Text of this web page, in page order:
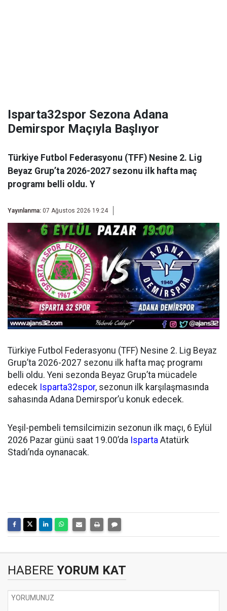
Isparta32spor Sezona Adana
Demirspor Maçıyla Başlıyor
Türkiye Futbol Federasyonu (TFF) Nesine 2. Lig
Beyaz Grup’ta 2026-2027 sezonu ilk hafta maç
programı belli oldu. Y
Yayınlanma: 07 Ağustos 2026 19:24
Türkiye Futbol Federasyonu (TFF) Nesine 2. Lig Beyaz
Grup’ta 2026-2027 sezonu ilk hafta maç programı
belli oldu. Yeni sezonda Beyaz Grup’ta mücadele
edecek Isparta32spor, sezonun ilk karşılaşmasında
sahasında Adana Demirspor’u konuk edecek.
Yeşil-pembeli temsilcimizin sezonun ilk maçı, 6 Eylül
2026 Pazar günü saat 19.00’da Isparta Atatürk
Stadı’nda oynanacak.
HABERE YORUM KAT